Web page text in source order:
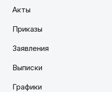
Акты
Приказы
Заявления
Выписки
Графики